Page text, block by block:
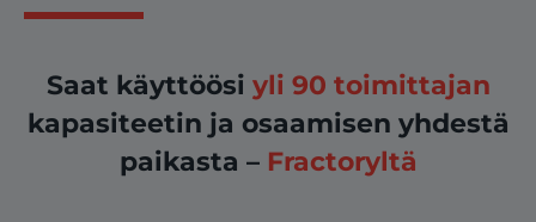
Saat käyttöösi yli 90 toimittajan
kapasiteetin ja osaamisen yhdestä
paikasta – Fractoryltä